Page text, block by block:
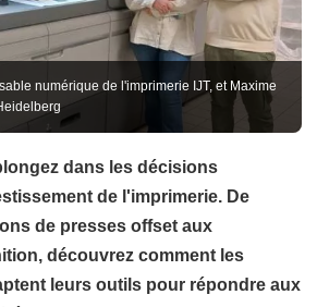
numérique de l'imprimerie IJT, et Maxime
dans les décisions
de l'imprimerie. De
de presses offset aux
découvrez comment les
leurs outils pour répondre aux